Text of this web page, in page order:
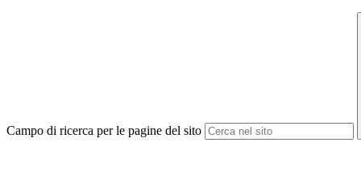
Campo di ricerca per le pagine del sito